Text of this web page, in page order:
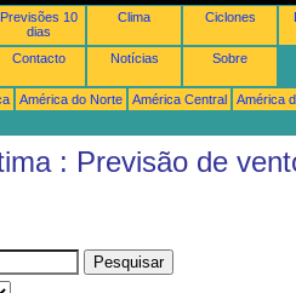
Previsões 10
dias
Clima Ciclones
Contacto Notícias Sobre
América do Norte América Central
América
: Previsão de